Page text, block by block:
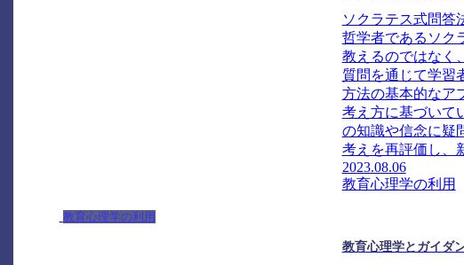
ソクラテス式問答
哲学者であるソク
教えるのではなく
質問を通じて学習
方法の基本的なア
考え方に基づいて
の知識や信念に疑
考えを再評価し、
2023.08.06
教育心理学の利用
教育心理学の利用
教育心理学とガイダ